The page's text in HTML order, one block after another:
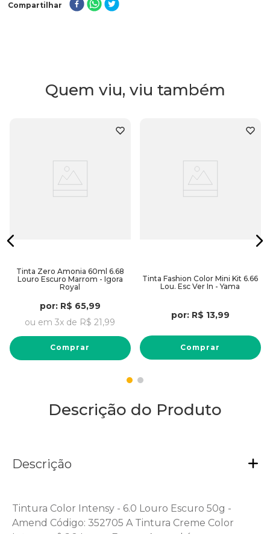
Compartilhar
Quem viu, viu também
Tinta Zero Amonia 60ml 6.68
Louro Escuro Marrom - Igora
Royal
por: R$ 65,99
ou em 3x de R$ 21,99
Comprar
Tinta Fashion Color Mini Kit 6.66
Lou. Esc Ver In - Yama
por: R$ 13,99
Comprar
Descrição do Produto
Descrição
Tintura Color Intensy - 6.0 Louro Escuro 50g -
Amend Código: 352705 A Tintura Creme Color